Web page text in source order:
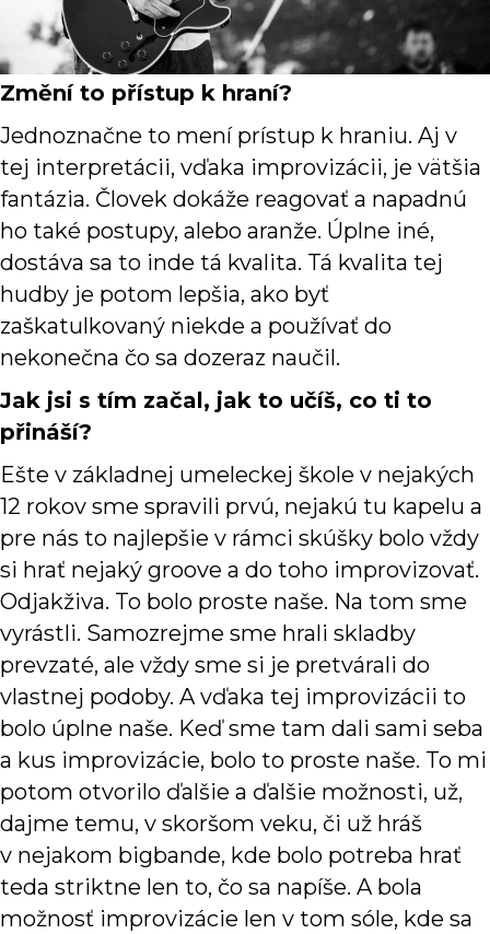
Změní to přístup k hraní?
Jednoznačne to mení prístup k hraniu. Aj v
tej interpretácii, vďaka improvizácii, je vätšia
fantázia. Človek dokáže reagovať a napadnú
ho také postupy, alebo aranže. Úplne iné,
dostáva sa to inde tá kvalita. Tá kvalita tej
hudby je potom lepšia, ako byť
zaškatulkovaný niekde a používať do
nekonečna čo sa dozeraz naučil.
Jak jsi s tím začal, jak to učíš, co ti to
přináší?
Ešte v základnej umeleckej škole v nejakých
12 rokov sme spravili prvú, nejakú tu kapelu a
pre nás to najlepšie v rámci skúšky bolo vždy
si hrať nejaký groove a do toho improvizovať.
Odjakživa. To bolo proste naše. Na tom sme
vyrástli. Samozrejme sme hrali skladby
prevzaté, ale vždy sme si je pretvárali do
vlastnej podoby. A vďaka tej improvizácii to
bolo úplne naše. Keď sme tam dali sami seba
a kus improvizácie, bolo to proste naše. To mi
potom otvorilo ďalšie a ďalšie možnosti, už,
dajme temu, v skoršom veku, či už hráš
v nejakom bigbande, kde bolo potreba hrať
teda striktne len to, čo sa napíše. A bola
možnosť improvizácie len v tom sóle, kde sa